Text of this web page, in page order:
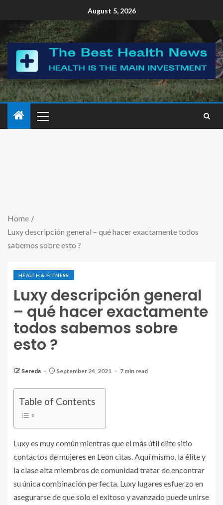
August 5, 2026
Home
Luxy descripción general – qué hacer exactamente todos
sabemos sobre esto ?
HEALTH & FITNESS
Luxy descripción general
– qué hacer exactamente
todos sabemos sobre
esto ?
Sereda September 24, 2021 7 min read
Table of Contents
Luxy es muy común mientras que el más útil elite sitio
contactos de mujeres en Leon citas. Aquí mismo, la élite y
la clase alta miembros de comunidad tratar de encontrar
su única combinación perfecta. Luxy lugares esfuerzo en
asegurarse de que solo el exitoso y avanzado puede unirse